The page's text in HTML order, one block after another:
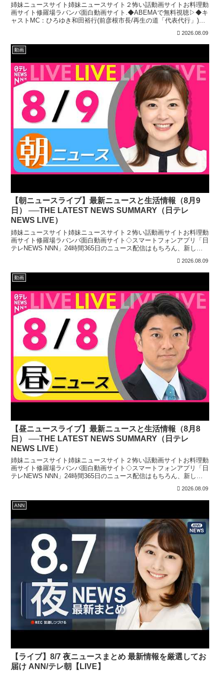
姉妹ニュースサイト姉妹ニュースサイト２怖い話動画サイトお料理動
画サイト修羅場ラバンバ面白動画サイト.◆ABEMAで無料視聴▷◆キ
ャストMC：ひろゆき和田裕行(前彦根市長/再生の道「代表代行」)浜
2026.08.09
動画
【朝ニュースライブ】最新ニュースと生活情報（8月9
日） ──THE LATEST NEWS SUMMARY（日テレ
NEWS LIVE）
姉妹ニュースサイト姉妹ニュースサイト２怖い話動画サイトお料理動
画サイト修羅場ラバンバ面白動画サイト◇スマートフォンアプリ「日
テレNEWS NNN」24時間365日のニュース配信はもちろん、新しく
2026.08.09
動画
【昼ニュースライブ】最新ニュースと生活情報（8月8
日） ──THE LATEST NEWS SUMMARY（日テレ
NEWS LIVE）
姉妹ニュースサイト姉妹ニュースサイト２怖い話動画サイトお料理動
画サイト修羅場ラバンバ面白動画サイト◇スマートフォンアプリ「日
テレNEWS NNN」24時間365日のニュース配信はもちろん、新しく
2026.08.09
ANN
【ライブ】8/7 夜ニュースまとめ 最新情報を厳選してお
届け ANN/テレ朝【LIVE】